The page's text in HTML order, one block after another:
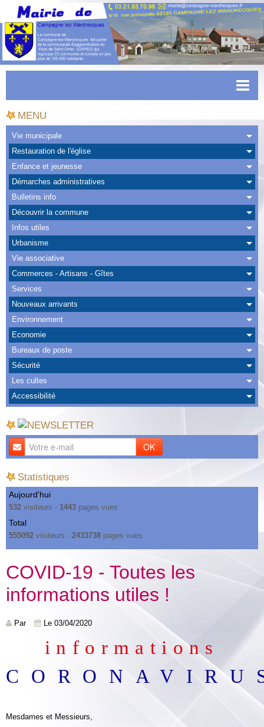
Accueil
Actualités
Facebook
CAPSO
Urbanisme
Transports
Agenda
Albums
Nous Contacter
MENU
Vie municipale
Restauration de l'église
Enfance et jeunesse
Démarches administratives
Bulletins info
Découvrir la commune
Infos utiles
Urbanisme
Vie associative
Commerces - Artisans - Gîtes
Services
Nouveaux arrivants
Environnement
Economie
Bureaux de poste
Sécurité
Les cultes
Accessibilité
OK
Statistiques
Aujourd'hui
532 visiteurs - 1443 pages vues
Total
555092 visiteurs - 2433738 pages vues
COVID-19 - Toutes les
informations utiles !
Par Le 03/04/2020
informations
Mesdames et Messieurs,